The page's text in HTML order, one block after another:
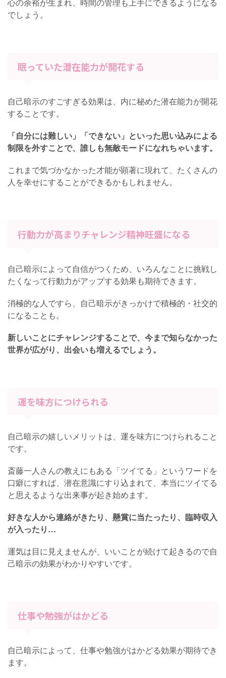
でしょう。
眠っていた潜在能力が開花する
自己暗示のすごすぎる効果は、内に秘めた潜在能力が開花
することです。
「自分には難しい」「できない」といった思い込みによる
制限を外すことで、誰しも無敵モードになれちゃいます。
これまで気づかなかった才能が顕著に現れて、たくさんの
人を幸せにすることができるかもしれません。
行動力が高まりチャレンジ精神旺盛になる
自己暗示によって自信がつくため、いろんなことに挑戦し
たくなって行動力がアップする効果も期待できます。
消極的な人ですら、自己暗示がきっかけで積極的・社交的
になることも。
新しいことにチャレンジすることで、今まで知らなかった
世界が広がり、出会いも増えるでしょう。
運を味方につけられる
自己暗示の嬉しいメリットは、運を味方につけられること
です。
斎藤一人さんの教えにもある「ツイてる」というワードを
口癖にすれば、潜在意識にすり込まれて、本当にツイてる
と思えるような出来事が起き始めます。
好きな人から連絡がきたり、懸賞に当たったり、臨時収入
が入ったり…
運気は目に見えませんが、いいことが続けて起きるので自
己暗示の効果がわかりやすいです。
仕事や勉強がはかどる
自己暗示によって、仕事や勉強がはかどる効果が期待でき
ます。